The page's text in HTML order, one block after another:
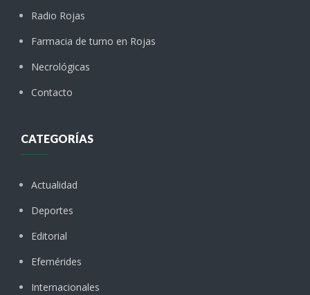
Radio Rojas
Farmacia de turno en Rojas
Necrológicas
Contacto
CATEGORÍAS
Actualidad
Deportes
Editorial
Efemérides
Internacionales